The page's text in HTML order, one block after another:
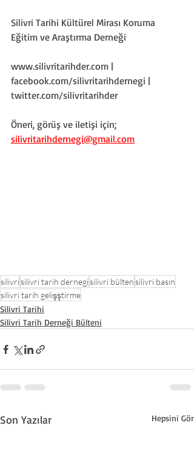
Silivri Tarihi Kültürel Mirası Koruma
Eğitim ve Araştırma Derneği
www.silivritarihder.com |
facebook.com/silivritarihdernegi |
twitter.com/silivritarihder
Öneri, görüş ve iletişi için;
silivritarihdernegi@gmail.com
silivrisilivri tarih dernegisilivri bültensilivri basın
silivri tarih gelişştirme
Silivri Tarihi
Silivri Tarih Derneği Bülteni
Son Yazılar Hepsini Gör